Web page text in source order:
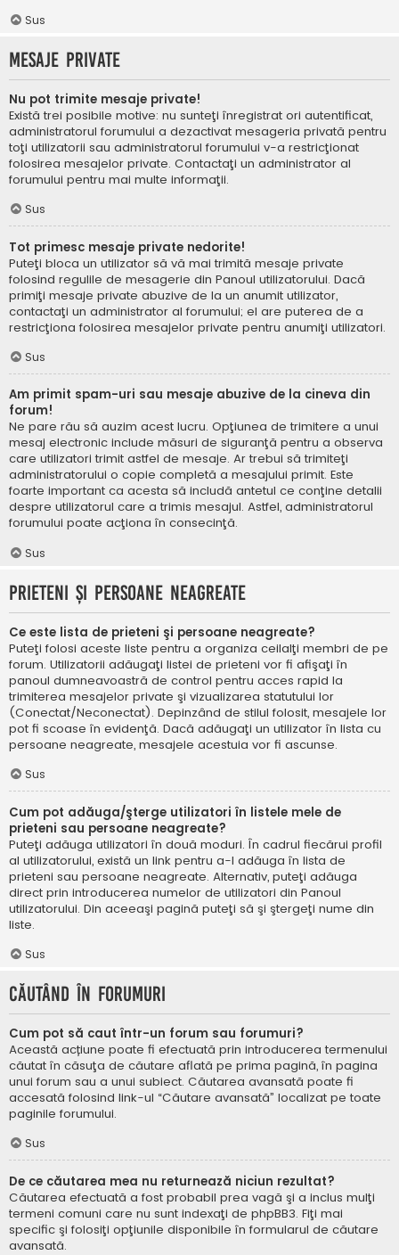
Sus
Mesaje private
Nu pot trimite mesaje private!
Există trei posibile motive: nu sunteţi înregistrat ori autentificat,
administratorul forumului a dezactivat mesageria privată pentru
toţi utilizatorii sau administratorul forumului v-a restricţionat
folosirea mesajelor private. Contactaţi un administrator al
forumului pentru mai multe informaţii.
Sus
Tot primesc mesaje private nedorite!
Puteţi bloca un utilizator să vă mai trimită mesaje private
folosind regulile de mesagerie din Panoul utilizatorului. Dacă
primiţi mesaje private abuzive de la un anumit utilizator,
contactaţi un administrator al forumului; el are puterea de a
restricţiona folosirea mesajelor private pentru anumiţi utilizatori.
Sus
Am primit spam-uri sau mesaje abuzive de la cineva din
forum!
Ne pare rău să auzim acest lucru. Opţiunea de trimitere a unui
mesaj electronic include măsuri de siguranţă pentru a observa
care utilizatori trimit astfel de mesaje. Ar trebui să trimiteţi
administratorului o copie completă a mesajului primit. Este
foarte important ca acesta să includă antetul ce conţine detalii
despre utilizatorul care a trimis mesajul. Astfel, administratorul
forumului poate acţiona în consecinţă.
Sus
Prieteni şi persoane neagreate
Ce este lista de prieteni şi persoane neagreate?
Puteţi folosi aceste liste pentru a organiza ceilalţi membri de pe
forum. Utilizatorii adăugaţi listei de prieteni vor fi afişaţi în
panoul dumneavoastră de control pentru acces rapid la
trimiterea mesajelor private şi vizualizarea statutului lor
(Conectat/Neconectat). Depinzând de stilul folosit, mesajele lor
pot fi scoase în evidenţă. Dacă adăugaţi un utilizator în lista cu
persoane neagreate, mesajele acestuia vor fi ascunse.
Sus
Cum pot adăuga/şterge utilizatori în listele mele de
prieteni sau persoane neagreate?
Puteţi adăuga utilizatori în două moduri. În cadrul fiecărui profil
al utilizatorului, există un link pentru a-l adăuga în lista de
prieteni sau persoane neagreate. Alternativ, puteţi adăuga
direct prin introducerea numelor de utilizatori din Panoul
utilizatorului. Din aceeaşi pagină puteţi să şi ştergeţi nume din
liste.
Sus
Căutând în forumuri
Cum pot să caut într-un forum sau forumuri?
Această acțiune poate fi efectuată prin introducerea termenului
căutat în căsuţa de căutare aflată pe prima pagină, în pagina
unui forum sau a unui subiect. Căutarea avansată poate fi
accesată folosind link-ul “Căutare avansată” localizat pe toate
paginile forumului.
Sus
De ce căutarea mea nu returnează niciun rezultat?
Căutarea efectuată a fost probabil prea vagă şi a inclus mulţi
termeni comuni care nu sunt indexaţi de phpBB3. Fiţi mai
specific şi folosiţi opţiunile disponibile în formularul de căutare
avansată.